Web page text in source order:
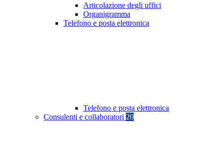
Articolazione degli uffici
Organigramma
Telefono e posta elettronica
Telefono e posta elettronica
Consulenti e collaboratori 20